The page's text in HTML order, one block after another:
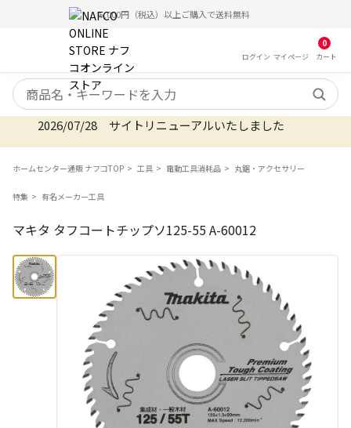
5,000円（税込）以上ご購入で送料無料
ログイン マイ ページ
0
カート
検索キーワード
2026/07/28 サイトリニューアルいたしました
ホームセンター通販 ナフコTOP 工具 電動工具消耗品 丸鋸・アクセサリー
特集 有名メーカー工具
マキタ タフコートチップソ125-55 A-60012